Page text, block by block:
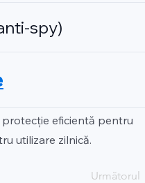
spy)
eficientă pentru
utilizare zilnică.
Următorul